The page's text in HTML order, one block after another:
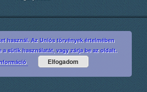
használ. Az Uniós törvények értelmében
a sütik használatát, vagy zárja be az oldalt.
Elfogadom